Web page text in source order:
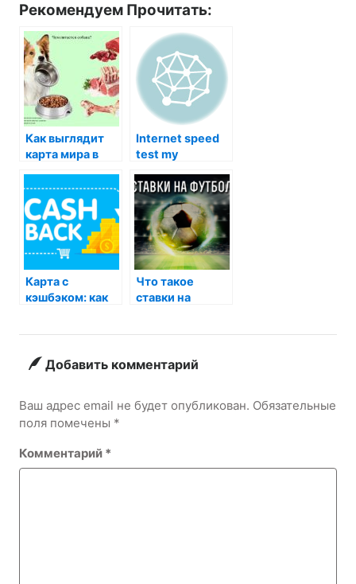
Рекомендуем Прочитать:
Как выглядит
карта мира в
удивительное
сочетание
континентов и
культур
Internet speed
test my
Карта с
кэшбэком: как
Что такое
ставки на
Добавить комментарий
Ваш адрес email не будет опубликован. Обязательные
поля помечены *
Комментарий *